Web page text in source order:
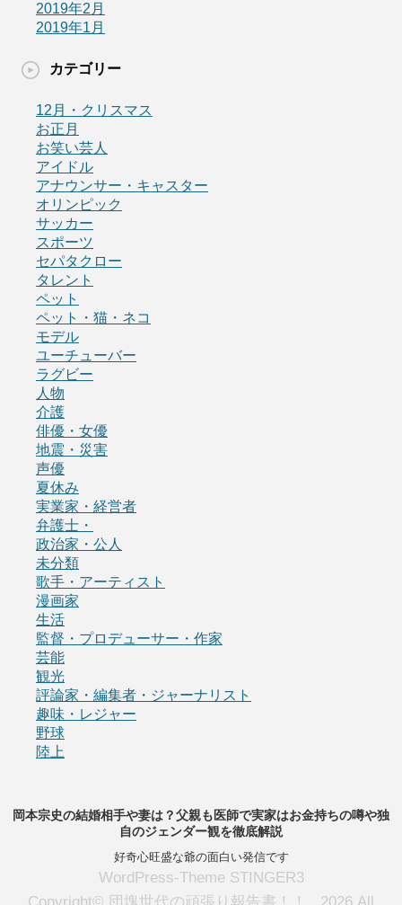
2019年2月
2019年1月
カテゴリー
12月・クリスマス
お正月
お笑い芸人
アイドル
アナウンサー・キャスター
オリンピック
サッカー
スポーツ
セパタクロー
タレント
ペット
ペット・猫・ネコ
モデル
ユーチューバー
ラグビー
人物
介護
俳優・女優
地震・災害
声優
夏休み
実業家・経営者
弁護士・
政治家・公人
未分類
歌手・アーティスト
漫画家
生活
監督・プロデューサー・作家
芸能
観光
評論家・編集者・ジャーナリスト
趣味・レジャー
野球
陸上
岡本宗史の結婚相手や妻は？父親も医師で実家はお金持ちの噂や独
自のジェンダー観を徹底解説
好奇心旺盛な爺の面白い発信です
WordPress-Theme STINGER3